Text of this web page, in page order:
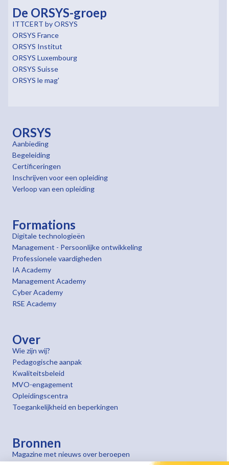
De ORSYS-groep
ITTCERT by ORSYS
ORSYS France
ORSYS Institut
ORSYS Luxembourg
ORSYS Suisse
ORSYS le mag'
ORSYS
Aanbieding
Begeleiding
Certificeringen
Inschrijven voor een opleiding
Verloop van een opleiding
Formations
Digitale technologieën
Management - Persoonlijke ontwikkeling
Professionele vaardigheden
IA Academy
Management Academy
Cyber Academy
RSE Academy
Over
Wie zijn wij?
Pedagogische aanpak
Kwaliteitsbeleid
MVO-engagement
Opleidingscentra
Toegankelijkheid en beperkingen
Bronnen
Magazine met nieuws over beroepen